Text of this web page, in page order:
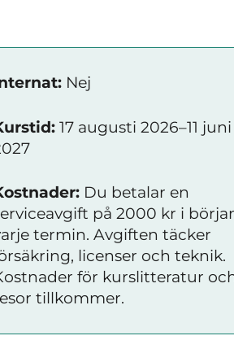
Nej
17 augusti 2026–11 juni
Du betalar en
på 2000 kr i
termin. Avgiften täcker
licenser och teknik.
för kurslitteratur
tillkommer.